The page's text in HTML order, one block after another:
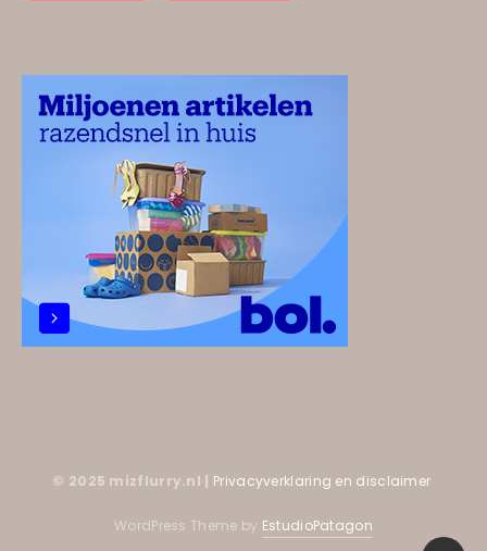
© 2025 mizflurry.nl | Privacyverklaring en disclaimer
WordPress Theme by EstudioPatagon